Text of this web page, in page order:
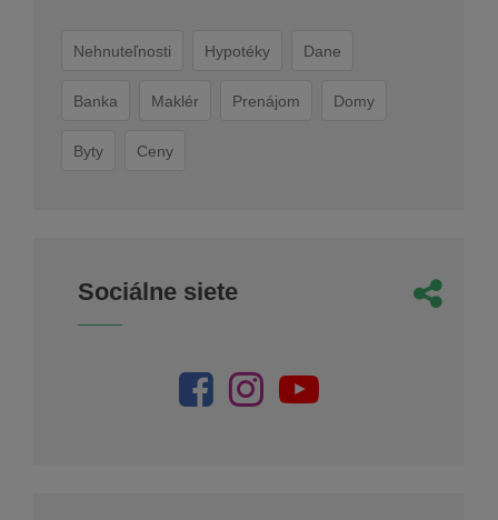
Nehnuteľnosti Hypotéky Dane
Banka Maklér Prenájom Domy
Byty Ceny
Sociálne siete